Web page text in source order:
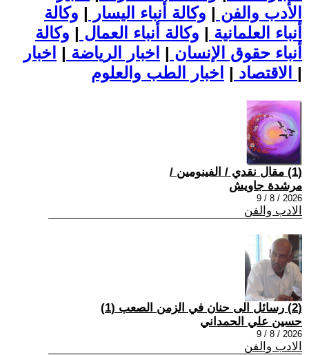
الأدب والفن | وكالة أنباء اليسار | وكالة
أنباء العلمانية | وكالة أنباء العمال | وكالة
أنباء حقوق الإنسان | اخبار الرياضة | اخبار
الاقتصاد | |
(1) مقال نقدي / الفينومين /
مرشدة جاويش
2026 / 8 / 9
الادب والفن
(2) رسائل الى حنان في الزمن الصعب (1)
حسين علي الحمداني
2026 / 8 / 9
الادب والفن